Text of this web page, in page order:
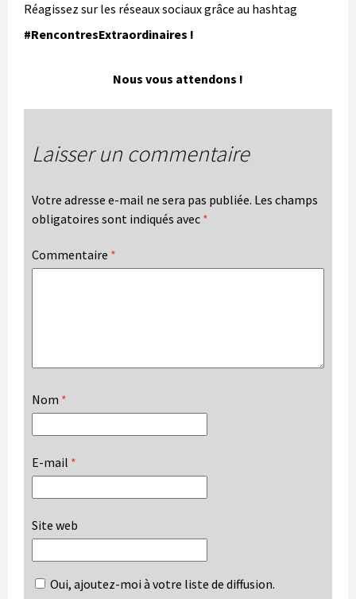
Réagissez sur les réseaux sociaux grâce au hashtag
#RencontresExtraordinaires !
Nous vous attendons !
Laisser un commentaire
Votre adresse e-mail ne sera pas publiée. Les champs
obligatoires sont indiqués avec *
Commentaire *
Nom *
E-mail *
Site web
Oui, ajoutez-moi à votre liste de diffusion.